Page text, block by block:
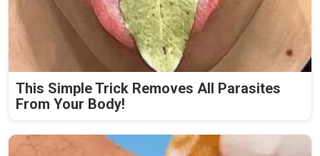
This Simple Trick Removes All Parasites
From Your Body!